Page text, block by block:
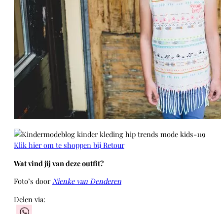
Klik hier om te shoppen bij Retour
Wat vind jij van deze outfit?
Foto’s doorNienke van Denderen
Delen via: